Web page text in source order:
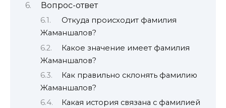
Вопрос-ответ
Откуда происходит фамилия
Жаманшалов?
Какое значение имеет фамилия
Жаманшалов?
Как правильно склонять фамилию
Жаманшалов?
Какая история связана с фамилией